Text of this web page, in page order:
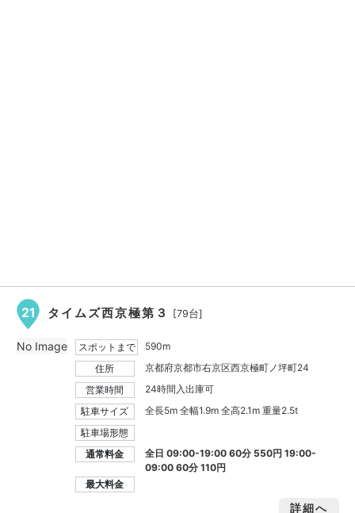
21 タイムズ西京極第３ [79台]
スポットまで
590m
住所
京都府京都市右京区西京極町ノ坪町24
営業時間
24時間入出庫可
駐車サイズ
全長5m 全幅1.9m 全高2.1m 重量2.5t
駐車場形態
通常料金
全日 09:00-19:00 60分 550円 19:00-
09:00 60分 110円
最大料金
詳細へ
No Image